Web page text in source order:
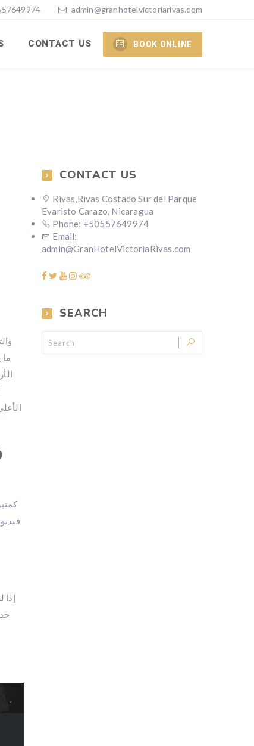
admin@granhotelvictoriarivas.com
CONTACT US BOOK ONLINE
CONTACT US
Rivas,Rivas Costado Sur del Parque
Evaristo Carazo, Nicaragua
Phone: +50557649974
Email:
admin@GranHotelVictoriaRivas.com
SEARCH